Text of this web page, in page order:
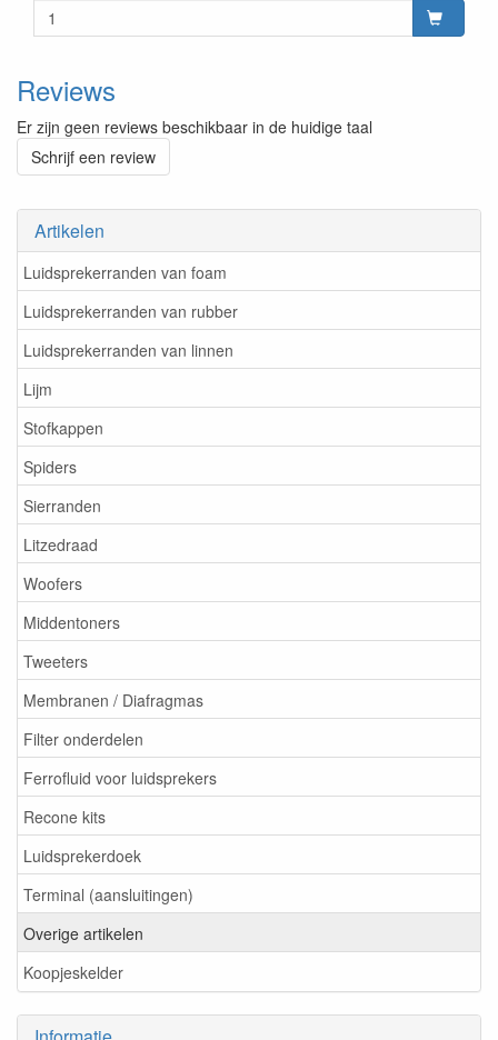
Artikelen
Luidsprekerranden van foam
Luidsprekerranden van rubber
Luidsprekerranden van linnen
Lijm
Stofkappen
Spiders
Sierranden
Litzedraad
Woofers
Middentoners
Tweeters
Membranen / Diafragmas
Filter onderdelen
Ferrofluid voor luidsprekers
Recone kits
Luidsprekerdoek
Terminal (aansluitingen)
Overige artikelen
Koopjeskelder
Reviews
Er zijn geen reviews beschikbaar in de huidige taal
Schrijf een review